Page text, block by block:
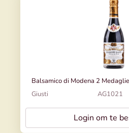
Balsamico di Modena 2
Giusti
AG1021
Login om te